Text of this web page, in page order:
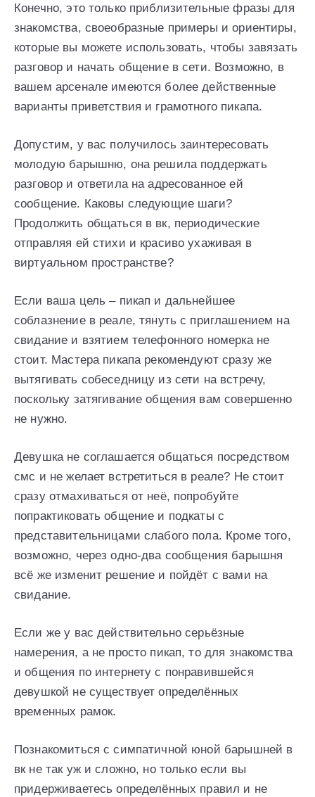
Конечно, это только приблизительные фразы для
знакомства, своеобразные примеры и ориентиры,
которые вы можете использовать, чтобы завязать
разговор и начать общение в сети. Возможно, в
вашем арсенале имеются более действенные
варианты приветствия и грамотного пикапа.
Допустим, у вас получилось заинтересовать
молодую барышню, она решила поддержать
разговор и ответила на адресованное ей
сообщение. Каковы следующие шаги?
Продолжить общаться в вк, периодические
отправляя ей стихи и красиво ухаживая в
виртуальном пространстве?
Если ваша цель – пикап и дальнейшее
соблазнение в реале, тянуть с приглашением на
свидание и взятием телефонного номерка не
стоит. Мастера пикапа рекомендуют сразу же
вытягивать собеседницу из сети на встречу,
поскольку затягивание общения вам совершенно
не нужно.
Девушка не соглашается общаться посредством
смс и не желает встретиться в реале? Не стоит
сразу отмахиваться от неё, попробуйте
попрактиковать общение и подкаты с
представительницами слабого пола. Кроме того,
возможно, через одно-два сообщения барышня
всё же изменит решение и пойдёт с вами на
свидание.
Если же у вас действительно серьёзные
намерения, а не просто пикап, то для знакомства
и общения по интернету с понравившейся
девушкой не существует определённых
временных рамок.
Познакомиться с симпатичной юной барышней в
вк не так уж и сложно, но только если вы
придерживаетесь определённых правил и не